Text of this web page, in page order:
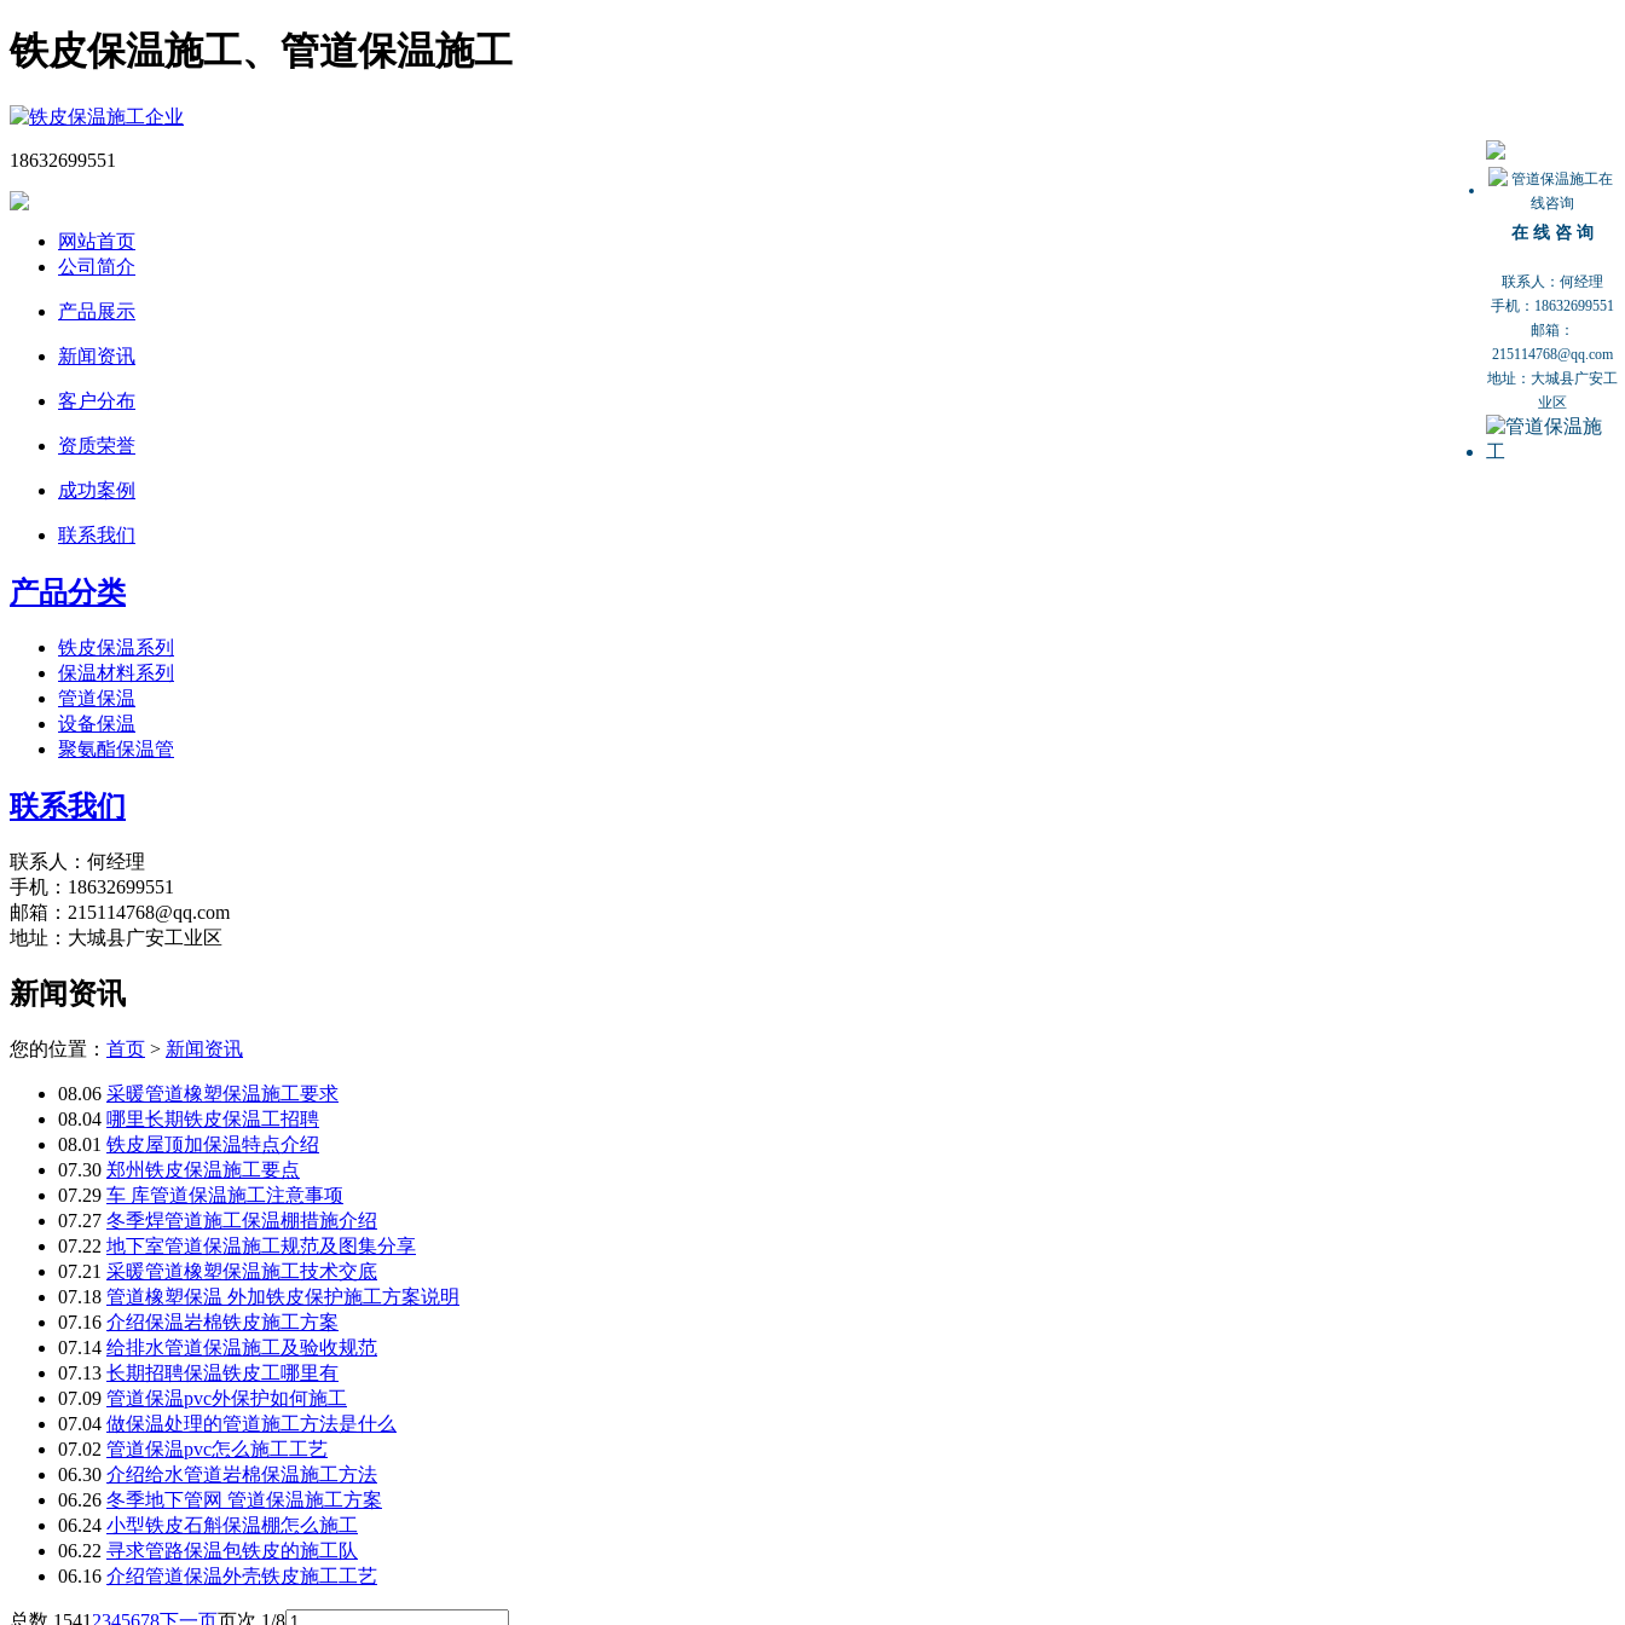
铁皮保温施工、管道保温施工
18632699551
网站首页
公司简介
产品展示
新闻资讯
客户分布
资质荣誉
成功案例
联系我们
产品分类
铁皮保温系列
保温材料系列
管道保温
设备保温
聚氨酯保温管
联系我们
联系人：何经理
手机：18632699551
邮箱：215114768@qq.com
地址：大城县广安工业区
新闻资讯
您的位置： 首页 > 新闻资讯
08.06 采暖管道橡塑保温施工要求
08.04 哪里长期铁皮保温工招聘
08.01 铁皮屋顶加保温特点介绍
07.30 郑州铁皮保温施工要点
07.29 车 库管道保温施工注意事项
07.27 冬季焊管道施工保温棚措施介绍
07.22 地下室管道保温施工规范及图集分享
07.21 采暖管道橡塑保温施工技术交底
07.18 管道橡塑保温 外加铁皮保护施工方案说明
07.16 介绍保温岩棉铁皮施工方案
07.14 给排水管道保温施工及验收规范
07.13 长期招聘保温铁皮工哪里有
07.09 管道保温pvc外保护如何施工
07.04 做保温处理的管道施工方法是什么
07.02 管道保温pvc怎么施工工艺
06.30 介绍给水管道岩棉保温施工方法
06.26 冬季地下管网 管道保温施工方案
06.24 小型铁皮石斛保温棚怎么施工
06.22 寻求管路保温包铁皮的施工队
06.16 介绍管道保温外壳铁皮施工工艺
在 线 咨 询
联系人：何经理
手机：18632699551
邮箱：
215114768@qq.com
地址：大城县广安工
业区